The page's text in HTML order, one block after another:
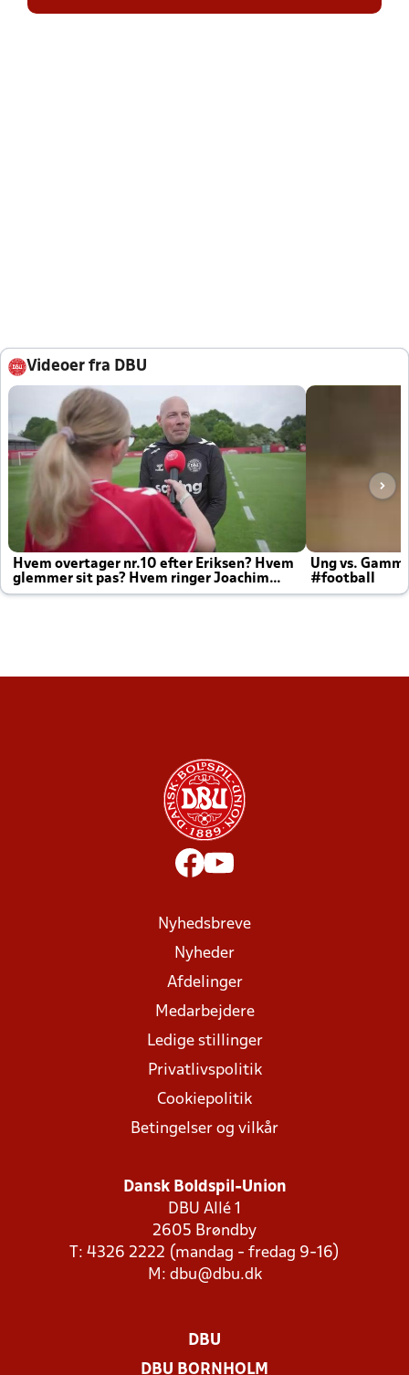
Videoer fra DBU
Hvem overtager nr.10 efter Eriksen? Hvem
glemmer sit pas? Hvem ringer Joachim
altid til efter kampe?
Ung vs.
#football
Nyhedsbreve
Nyheder
Afdelinger
Medarbejdere
Ledige stillinger
Privatlivspolitik
Cookiepolitik
Betingelser og vilkår
Dansk Boldspil-Union
DBU Allé 1
2605 Brøndby
T: 4326 2222 (mandag - fredag 9-16)
M: dbu@dbu.dk
DBU
DBU BORNHOLM